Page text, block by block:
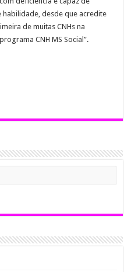
habilidade, desde que acredite
de muitas CNHs na
CNH MS Social”.